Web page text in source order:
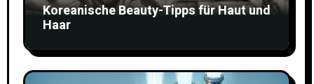
Koreanische Beauty-Tipps für Haut und
Haar